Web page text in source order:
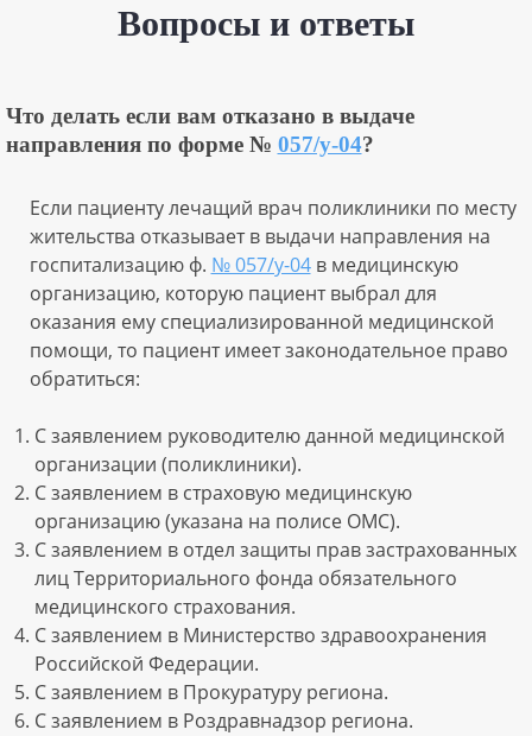
Вопросы и ответы
Что делать если вам отказано в выдаче
направления по форме № 057/у-04?
Если пациенту лечащий врач поликлиники по месту
жительства отказывает в выдачи направления на
госпитализацию ф. № 057/у-04в медицинскую
организацию, которую пациент выбрал для
оказания ему специализированной медицинской
помощи, то пациент имеет законодательное право
обратиться:
С заявлением руководителю данной медицинской
организации (поликлиники).
С заявлением в страховую медицинскую
организацию (указана на полисе ОМС).
С заявлением в отдел защиты прав застрахованных
лиц Территориального фонда обязательного
медицинского страхования.
С заявлением в Министерство здравоохранения
Российской Федерации.
С заявлением в Прокуратуру региона.
С заявлением в Роздравнадзор региона.